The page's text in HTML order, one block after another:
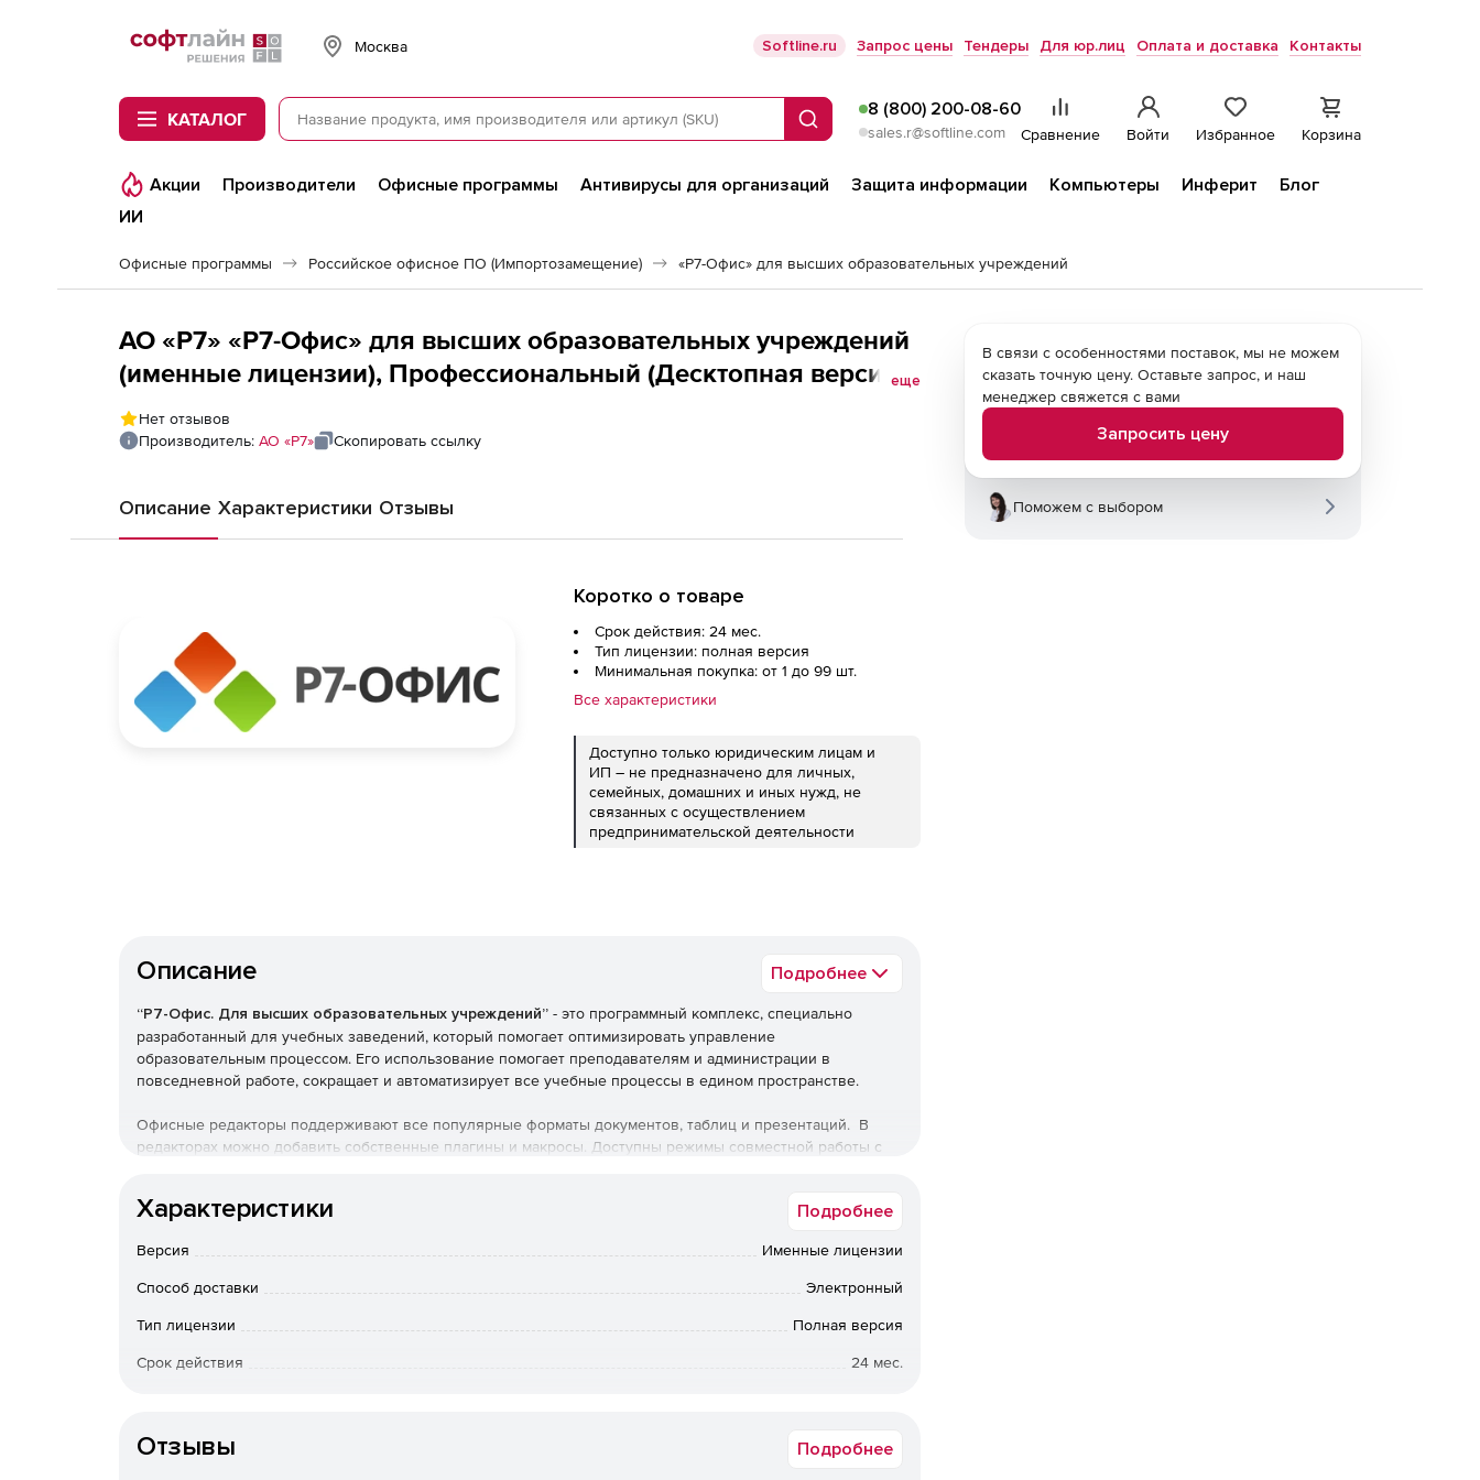
Softline
Москва Softline.ru Запрос цены Тендеры Для юр.лиц Оплата и доставка Контакты
КАТАЛОГ Поиск
8 (800) 200-08-60
sales.r@softline.com Сравнение Войти Избранное Корзина
Акции Производители Офисные программы Антивирусы для организаций Защита информации Компьютеры Инферит
Блог
ИИ
Офисные программы Российское офисное ПО (Импортозамещение) «Р7-Офис» для высших образовательных учреждений
АО «Р7» «Р7-Офис» для высших образовательных учреждений
(именные лицензии), Профессиональный (Десктопная версия),
лицензия на 2 года
еще
Нет отзывов
Производитель: АО «Р7» Скопировать ссылку
Описание Характеристики Отзывы
Коротко о товаре
Срок действия: 24 мес.
Тип лицензии: полная версия
Минимальная покупка: от 1 до 99 шт.
Все характеристики
Доступно только юридическим лицам и
ИП – не предназначено для личных,
семейных, домашних и иных нужд, не
связанных с осуществлением
предпринимательской деятельности
Описание Подробнее
“Р7-Офис. Для высших образовательных учреждений” - это программный комплекс, специально
разработанный для учебных заведений, который помогает оптимизировать управление
образовательным процессом. Его использование помогает преподавателям и администрации в
повседневной работе, сокращает и автоматизирует все учебные процессы в едином пространстве.
Офисные редакторы поддерживают все популярные форматы документов, таблиц и презентаций. В
редакторах можно добавить собственные плагины и макросы. Доступны режимы совместной работы с
Преимущества использования:
Хранение лекций и прочих учебных материалов в одном месте с предоставлением доступа к
Интеграция учебных процессов в единую систему позволяет автоматизировать учет учебных
систему онлайн-консультаций.
Характеристики Подробнее
Версия Именные лицензии
Способ доставки Электронный
Тип лицензии Полная версия
Срок действия 24 мес.
Отзывы Подробнее
В связи с особенностями поставок, мы не можем
сказать точную цену. Оставьте запрос, и наш
менеджер свяжется с вами
Запросить цену
Поможем с выбором